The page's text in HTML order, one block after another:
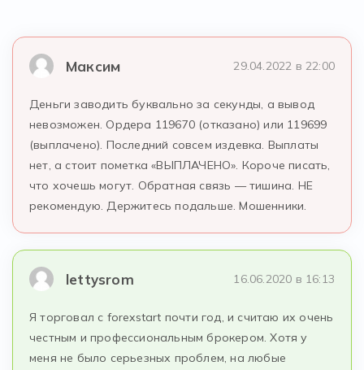
Максим 29.04.2022 в 22:00
Деньги заводить буквально за секунды, а вывод
невозможен. Ордера 119670 (отказано) или 119699
(выплачено). Последний совсем издевка. Выплаты
нет, а стоит пометка «ВЫПЛАЧЕНО». Короче писать,
что хочешь могут. Обратная связь — тишина. НЕ
рекомендую. Держитесь подальше. Мошенники.
lettysrom 16.06.2020 в 16:13
Я торговал с forexstart почти год, и считаю их очень
честным и профессиональным брокером. Хотя у
меня не было серьезных проблем, на любые